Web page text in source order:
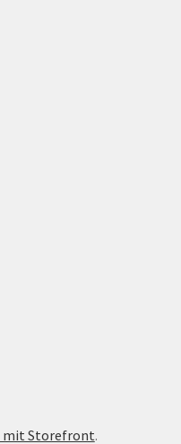
Storefront.